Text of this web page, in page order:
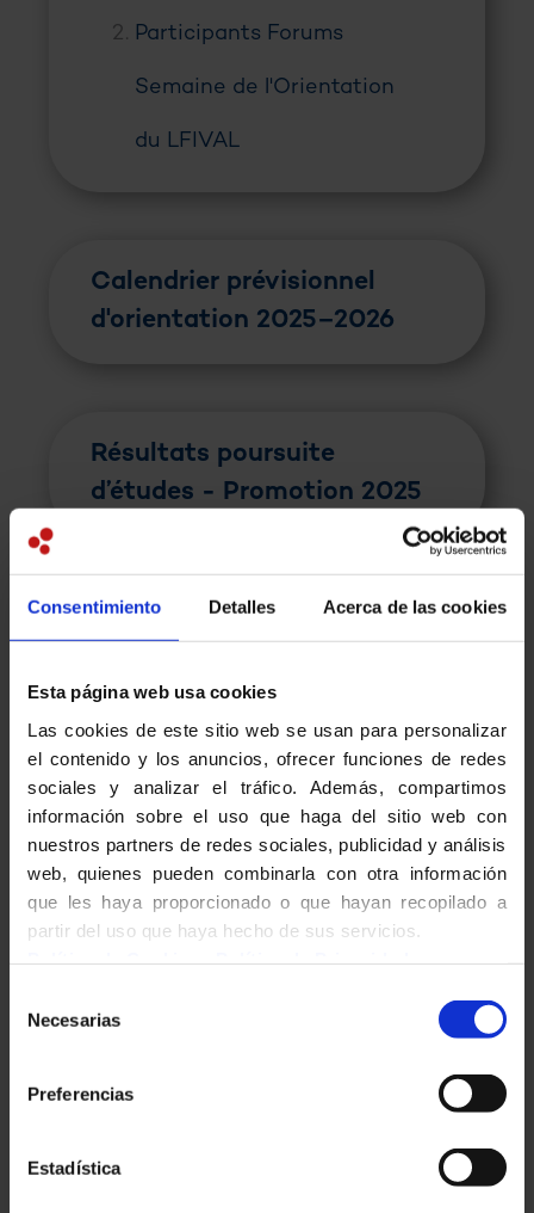
Consentimiento Detalles Acerca de las cookies
Esta página web usa cookies
Las cookies de este sitio web se usan para personalizar
el contenido y los anuncios, ofrecer funciones de redes
sociales y analizar el tráfico. Además, compartimos
información sobre el uso que haga del sitio web con
nuestros partners de redes sociales, publicidad y análisis
web, quienes pueden combinarla con otra información
que les haya proporcionado o que hayan recopilado a
partir del uso que haya hecho de sus servicios.
Necesarias
Preferencias
Estadística
Participants Forums
Semaine de l'Orientation
du LFIVAL
Calendrier prévisionnel
d'orientation 2025–2026
Résultats poursuite
d’études - Promotion 2025
Ressources
Liens vers les sites
d'Orientation
Présentations
Parcoursup